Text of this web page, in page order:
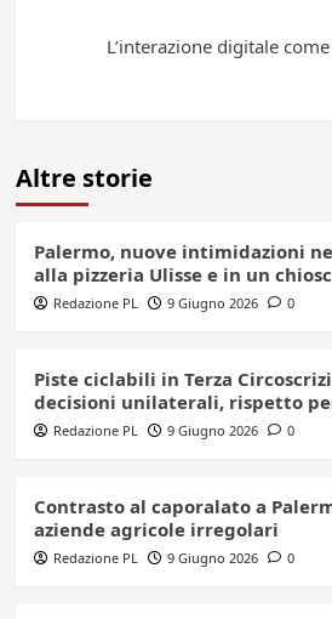
L’interazione digitale
Altre storie
Palermo, nuove intimidazioni
alla pizzeria Ulisse e in un
Redazione PL 9 Giugno 2026 0
Piste ciclabili in Terza
decisioni unilaterali, rispetto
Redazione PL 9 Giugno 2026 0
Contrasto al caporalato a
aziende agricole irregolari
Redazione PL 9 Giugno 2026 0